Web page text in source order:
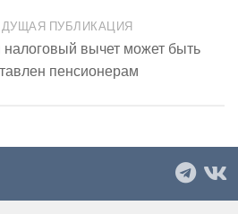
ПУБЛИКАЦИЯ
вычет может быть
пенсионерам